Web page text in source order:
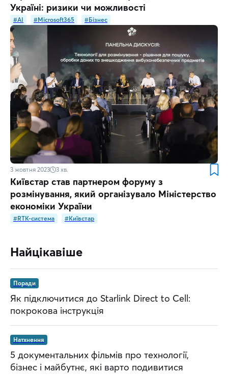
Україні: ризики чи можливості
#AI #Microsoft365 #Бізнес
3 жовтня 2023 3 хв.
Київстар став партнером форуму з
розмінування, який організувало Міністерство
економіки України
#RTK-система #Київстар
Найцікавіше
Поради
Як підключитися до Starlink Direct to Cell:
покрокова інструкція
Натхнення
5 документальних фільмів про технології,
бізнес і майбутнє, які варто подивитися